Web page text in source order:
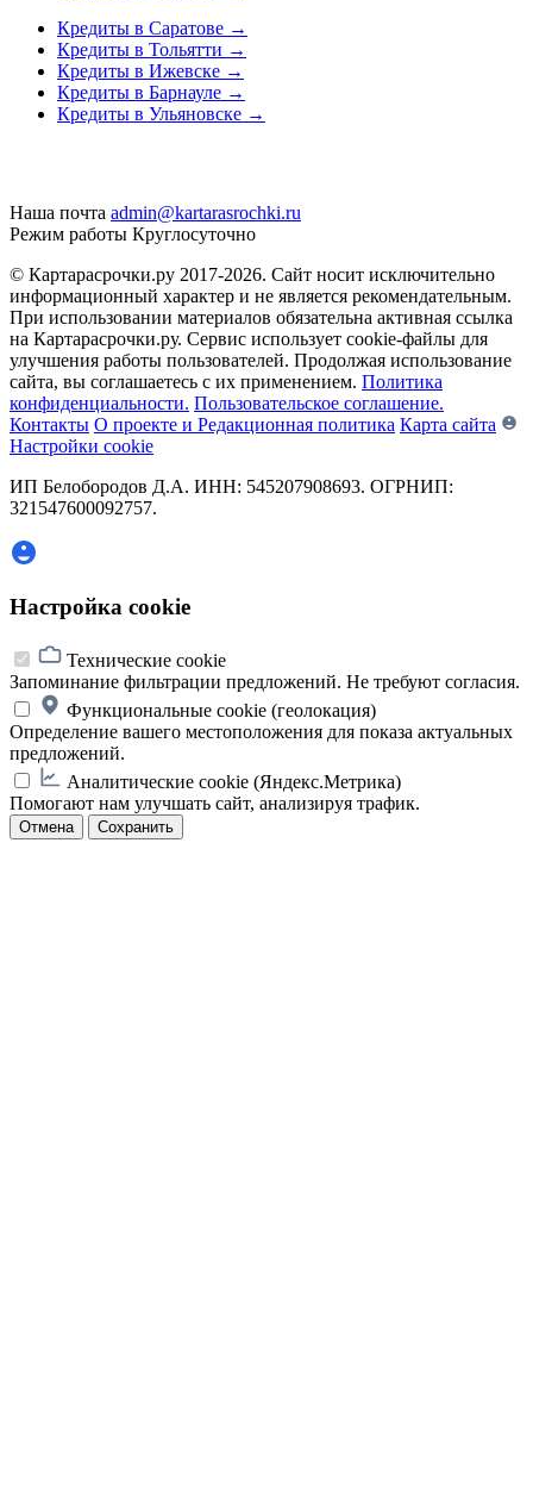
Кредиты в Саратове →
Кредиты в Тольятти →
Кредиты в Ижевске →
Кредиты в Барнауле →
Кредиты в Ульяновске →
Наша почта admin@kartarasrochki.ru
Режим работы Круглосуточно
© Картарасрочки.ру 2017-2026. Сайт носит исключительно
информационный характер и не является рекомендательным.
При использовании материалов обязательна активная ссылка
на Картарасрочки.ру. Сервис использует cookie-файлы для
улучшения работы пользователей. Продолжая использование
сайта, вы соглашаетесь с их применением. Политика
конфиденциальности. Пользовательское соглашение.
Контакты О проекте и Редакционная политика Карта сайта
Настройки cookie
ИП Белобородов Д.А. ИНН: 545207908693. ОГРНИП:
321547600092757.
Настройка cookie
Технические cookie
Запоминание фильтрации предложений. Не требуют согласия.
Функциональные cookie (геолокация)
Определение вашего местоположения для показа актуальных
предложений.
Аналитические cookie (Яндекс.Метрика)
Помогают нам улучшать сайт, анализируя трафик.
Отмена Сохранить